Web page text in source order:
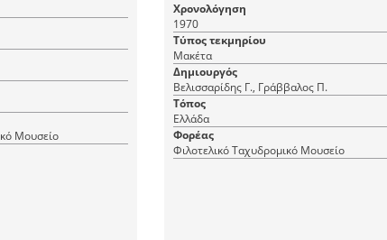
Μουσείο
Χρονολόγηση
1970
Τύπος τεκμηρίου
Μακέτα
Δημιουργός
Βελισσαρίδης Γ., Γράββαλος Π.
Τόπος
Ελλάδα
Φορέας
Φιλοτελικό Ταχυδρομικό Μουσείο